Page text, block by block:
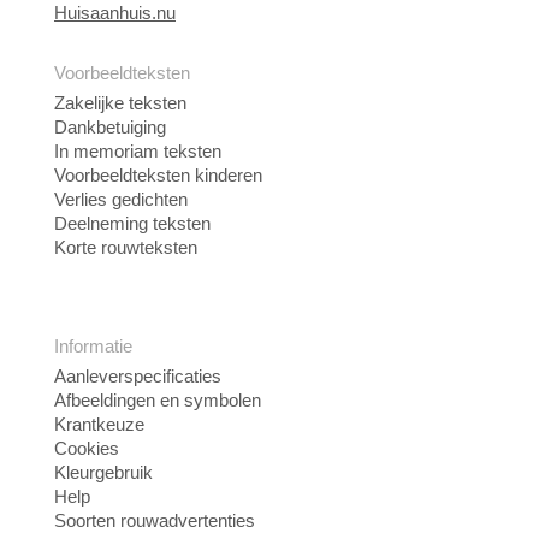
Huisaanhuis.nu
Voorbeeldteksten
Zakelijke teksten
Dankbetuiging
In memoriam teksten
Voorbeeldteksten kinderen
Verlies gedichten
Deelneming teksten
Korte rouwteksten
Informatie
Aanleverspecificaties
Afbeeldingen en symbolen
Krantkeuze
Cookies
Kleurgebruik
Help
Soorten rouwadvertenties